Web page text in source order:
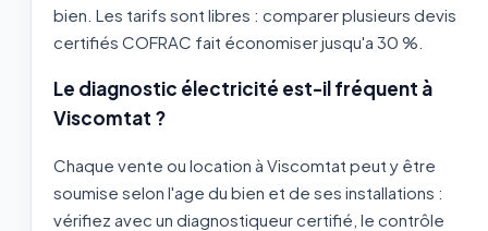
bien. Les tarifs sont libres : comparer plusieurs devis
certifiés COFRAC fait économiser jusqu'a 30 %.
Le diagnostic électricité est-il fréquent à
Viscomtat ?
Chaque vente ou location à Viscomtat peut y être
soumise selon l'age du bien et de ses installations :
vérifiez avec un diagnostiqueur certifié, le contrôle